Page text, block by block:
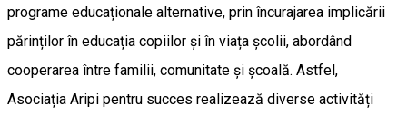
programe educaționale alternative, prin încurajarea implicării
părinților în educația copiilor și în viața școlii, abordând
cooperarea între familii, comunitate și școală. Astfel,
Asociația Aripi pentru succes realizează diverse activități